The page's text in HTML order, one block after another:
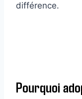
différence.
Pourquoi